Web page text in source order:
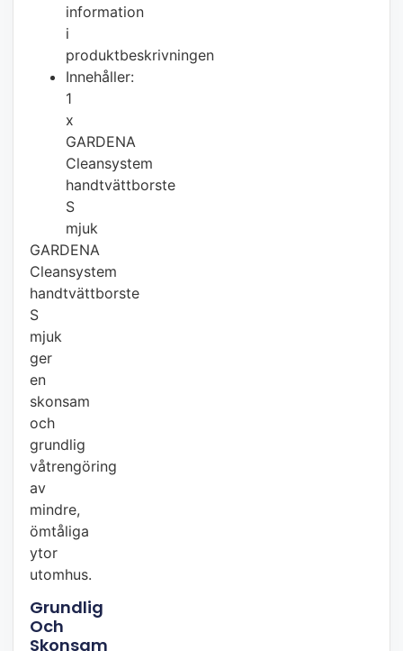
information
i
produktbeskrivningen
Innehåller:
1
x
GARDENA
Cleansystem
handtvättborste
S
mjuk
GARDENA
Cleansystem
handtvättborste
S
mjuk
ger
en
skonsam
och
grundlig
våtrengöring
av
mindre,
ömtåliga
ytor
utomhus.
Grundlig
Och
Skonsam